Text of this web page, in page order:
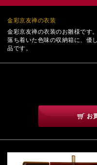
金彩京友禅の衣装
金彩京友禅の衣装のお雛様です。
落ち着いた色味の収納箱に、優
品です。
お